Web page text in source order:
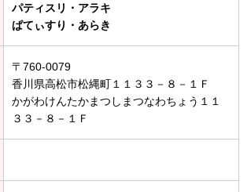
パティスリ・アラキ
ぱてぃすり・あらき
〒760-0079
香川県高松市松縄町１１３３－８－１Ｆ
かがわけんたかまつしまつなわちょう１１
３３－８－１Ｆ